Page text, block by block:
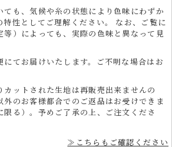
も、気候や糸の状態により色味にわずか
特性としてご理解ください。 なお、ご覧に
等）によっても、実際の色味と異なって見
てお届けいたします。ご不明な場合はお
ットされた生地は再販売出来ませんの
のお客様都合でのご返品はお受けできま
る）。予めご了承の上、ご注文くださ
≫こちらもご確認ください